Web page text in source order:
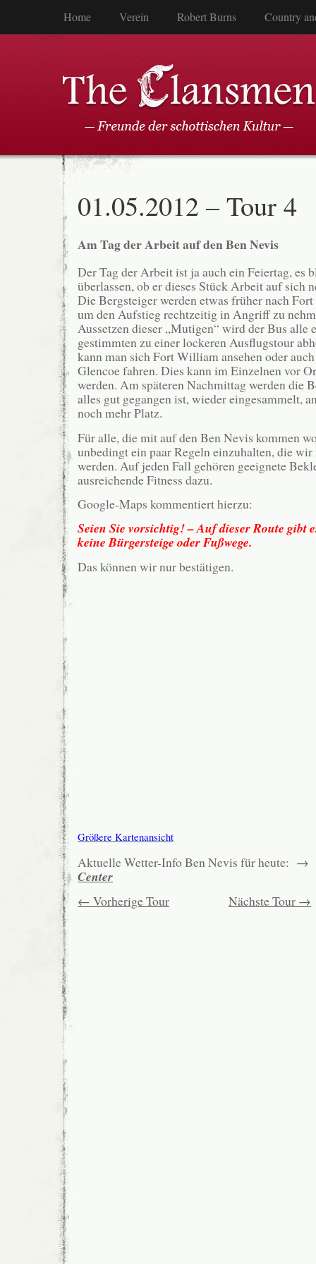
Home Verein Robert Burns Country
01.05.2012 – Tour 4
Am Tag der Arbeit auf den Ben Nevis
Der Tag der Arbeit ist ja auch ein Feiertag, es
überlassen, ob er dieses Stück Arbeit auf sich
Die Bergsteiger werden etwas früher nach
um den Aufstieg rechtzeitig in Angriff zu
Aussetzen dieser „Mutigen“ wird der Bus alle
gestimmten zu einer lockeren Ausflugstour
kann man sich Fort William ansehen oder
Glencoe fahren. Dies kann im Einzelnen vor
werden. Am späteren Nachmittag werden die
alles gut gegangen ist, wieder eingesammelt,
noch mehr Platz.
Für alle, die mit auf den Ben Nevis kommen
unbedingt ein paar Regeln einzuhalten, die
werden. Auf jeden Fall gehören geeignete
ausreichende Fitness dazu.
Google-Maps kommentiert hierzu:
Seien Sie vorsichtig! – Auf dieser Route gibt
keine Bürgersteige oder Fußwege.
Das können wir nur bestätigen.
Größere Kartenansicht
Aktuelle Wetter-Info Ben Nevis für heute:
Center
← Vorherige Tour Nächste Tour →